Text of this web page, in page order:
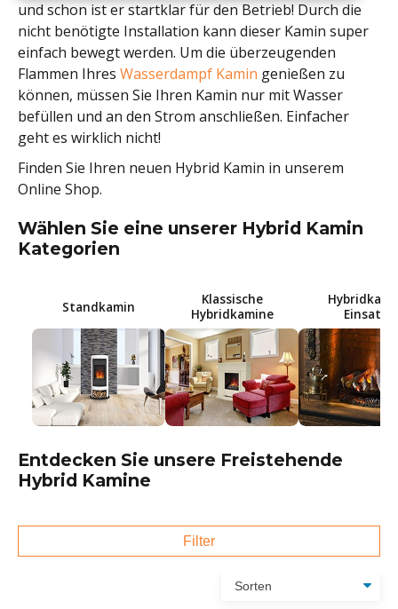
und schon ist er startklar für den Betrieb! Durch die
nicht benötigte Installation kann dieser Kamin super
einfach bewegt werden. Um die überzeugenden
Flammen Ihres Wasserdampf Kamin genießen zu
können, müssen Sie Ihren Kamin nur mit Wasser
befüllen und an den Strom anschließen. Einfacher
geht es wirklich nicht!
Finden Sie Ihren neuen Hybrid Kamin in unserem
Online Shop.
Wählen Sie eine unserer Hybrid Kamin
Kategorien
Standkamin
Klassische
Hybridkamine
Einsatz
Entdecken Sie unsere Freistehende
Hybrid Kamine
Filter